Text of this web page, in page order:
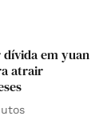
em yuan
atrair